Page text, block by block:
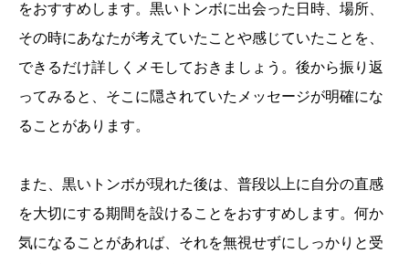
をおすすめします。黒いトンボに出会った日時、場所、
その時にあなたが考えていたことや感じていたことを、
できるだけ詳しくメモしておきましょう。後から振り返
ってみると、そこに隠されていたメッセージが明確にな
ることがあります。
また、黒いトンボが現れた後は、普段以上に自分の直感
を大切にする期間を設けることをおすすめします。何か
気になることがあれば、それを無視せずにしっかりと受